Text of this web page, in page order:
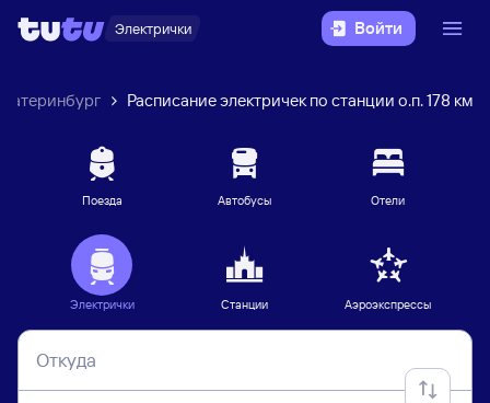
Электрички Войти
Расписание электричек по станции о.п. 178 км
Поезда Автобусы Отели
Электрички Станции Аэроэкспрессы
Откуда